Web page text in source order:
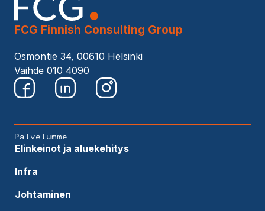
FCG Finnish Consulting Group
Osmontie 34, 00610 Helsinki
Vaihde 010 4090
Palvelumme
Elinkeinot ja aluekehitys
Infra
Johtaminen